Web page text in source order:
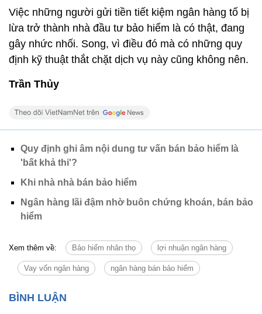
Việc những người gửi tiền tiết kiệm ngân hàng tố bị
lừa trở thành nhà đầu tư bảo hiểm là có thật, đang
gây nhức nhối. Song, vì điều đó mà có những quy
định kỹ thuật thắt chặt dịch vụ này cũng không nên.
Trần Thủy
Quy định ghi âm nội dung tư vấn bán bảo hiểm là
'bất khả thi'?
Khi nhà nhà bán bảo hiểm
Ngân hàng lãi đậm nhờ buôn chứng khoán, bán bảo
hiểm
Xem thêm về: Bảo hiểm nhân thọ lợi nhuận ngân hàng
Vay vốn ngân hàng ngân hàng bán bảo hiểm